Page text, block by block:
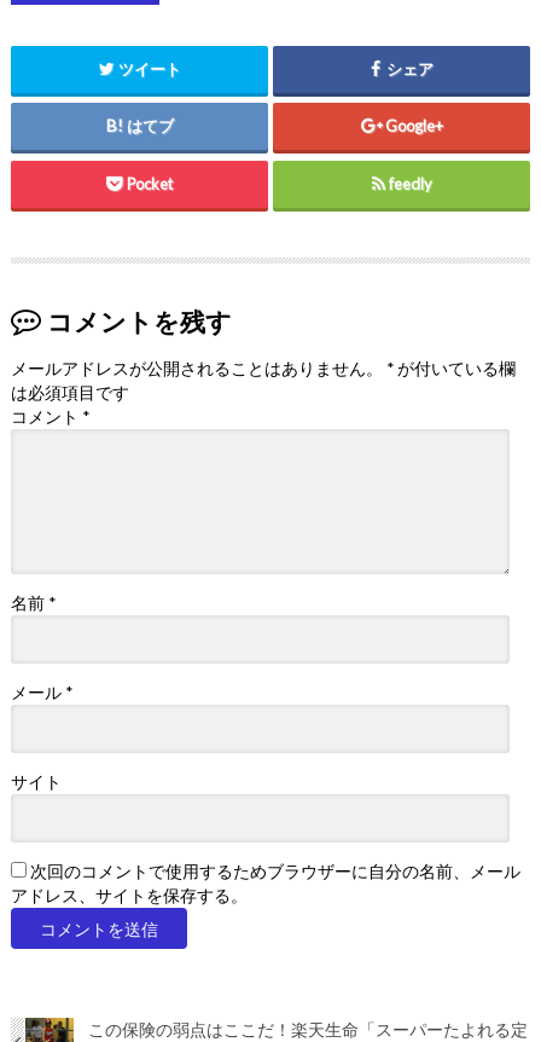
ツイート シェア
はてブ Google+
Pocket feedly
コメントを残す
メールアドレスが公開されることはありません。 *が付いている欄
は必須項目です
コメント *
名前 *
メール *
サイト
次回のコメントで使用するためブラウザーに自分の名前、メール
アドレス、サイトを保存する。
この保険の弱点はここだ！楽天生命「スーパーたよれる定